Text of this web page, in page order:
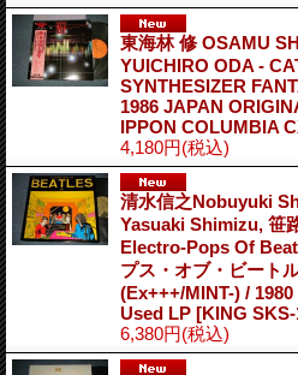
東海林 修 OSAMU
YUICHIRO ODA -
SYNTHESIZER
1986 JAPAN
IPPON COLUMBIA
4,180円(税込)
清水信之Nobuyuki
Yasuaki Shimizu, 笹
Electro-Pops Of
プス・オブ・ビート
(Ex+++/MINT-) /
Used LP [KING
6,380円(税込)